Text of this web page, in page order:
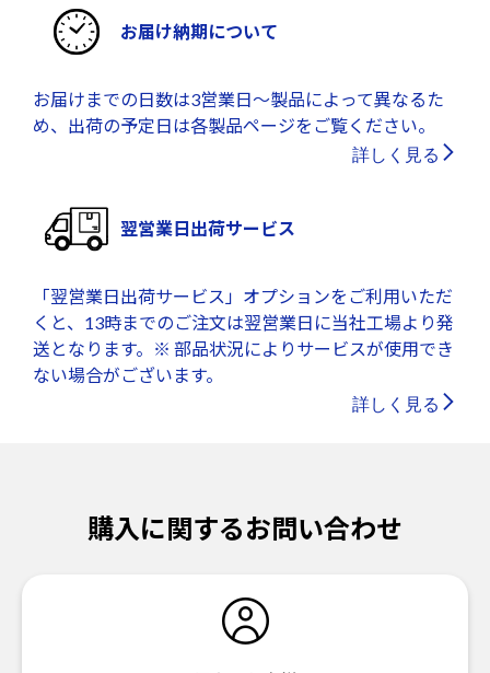
お届け納期について
お届けまでの日数は3営業日～製品によって異なるた
め、出荷の予定日は各製品ページをご覧ください。
詳しく見る
翌営業日出荷サービス
「翌営業日出荷サービス」オプションをご利用いただ
くと、13時までのご注文は翌営業日に当社工場より発
送となります。※ 部品状況によりサービスが使用でき
ない場合がございます。
詳しく見る
購入に関するお問い合わせ